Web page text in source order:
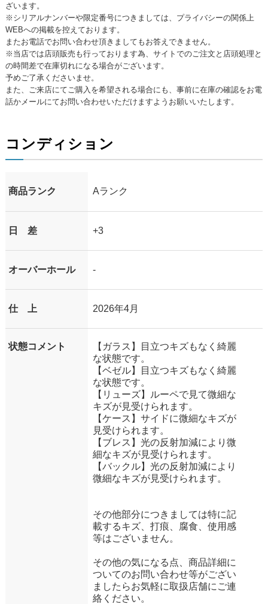
ざいます。
※シリアルナンバーや限定番号につきましては、プライバシーの関係上
WEBへの掲載を控えております。
またお電話でお問い合わせ頂きましてもお答えできません。
※当店では店頭販売も行っております為、サイトでのご注文と店頭処理と
の時間差で在庫切れになる場合がございます。
予めご了承くださいませ。
また、ご来店にてご購入を希望される場合にも、事前に在庫の確認をお電
話かメールにてお問い合わせいただけますようお願いいたします。
コンディション
商品ランク Aランク
日 差 +3
オーバーホール -
仕 上 2026年4月
状態コメント
【ガラス】目立つキズもなく綺麗
な状態です。
【ベゼル】目立つキズもなく綺麗
な状態です。
【リューズ】ルーペで見て微細な
キズが見受けられます。
【ケース】サイドに微細なキズが
見受けられます。
【ブレス】光の反射加減により微
細なキズが見受けられます。
【バックル】光の反射加減により
微細なキズが見受けられます。
その他部分につきましては特に記
載するキズ、打痕、腐食、使用感
等はございません。
その他の気になる点、商品詳細に
ついてのお問い合わせ等がござい
ましたらお気軽に取扱店舗にご連
絡ください。